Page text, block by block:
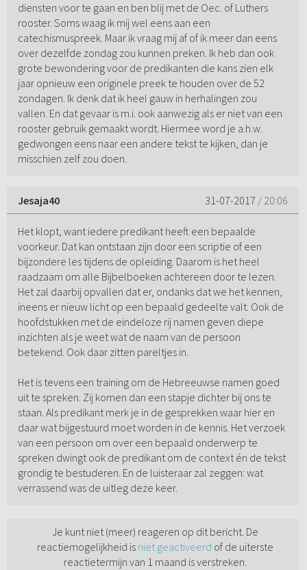
diensten voor te gaan en ben blij met de Oec. of Luthers
rooster. Soms waag ik mij wel eens aan een
catechismuspreek. Maar ik vraag mij af of ik meer dan eens
over dezelfde zondag zou kunnen preken. Ik heb dan ook
grote bewondering voor de predikanten die kans zien elk
jaar opnieuw een originele preek te houden over de 52
zondagen. Ik denk dat ik heel gauw in herhalingen zou
vallen. En dat gevaar is m.i. ook aanwezig als er niet van een
rooster gebruik gemaakt wordt. Hiermee word je a.h.w.
gedwongen eens naar een andere tekst te kijken, dan je
misschien zelf zou doen.
Jesaja40 31-07-2017 / 20:06
Het klopt, want iedere predikant heeft een bepaalde
voorkeur. Dat kan ontstaan zijn door een scriptie of een
bijzondere les tijdens de opleiding. Daarom is het heel
raadzaam om alle Bijbelboeken achtereen door te lezen.
Het zal daarbij opvallen dat er, ondanks dat we het kennen,
ineens er nieuw licht op een bepaald gedeelte valt. Ook de
hoofdstukken met de eindeloze rij namen geven diepe
inzichten als je weet wat de naam van de persoon
betekend. Ook daar zitten pareltjes in.
Het is tevens een training om de Hebreeuwse namen goed
uit te spreken. Zij komen dan een stapje dichter bij ons te
staan. Als predikant merk je in de gesprekken waar hier en
daar wat bijgestuurd moet worden in de kennis. Het verzoek
van een persoon om over een bepaald onderwerp te
spreken dwingt ook de predikant om de context én de tekst
grondig te bestuderen. En de luisteraar zal zeggen: wat
verrassend was de uitleg deze keer.
Je kunt niet (meer) reageren op dit bericht. De
reactiemogelijkheid is niet geactiveerd of de uiterste
reactietermijn van 1 maand is verstreken.